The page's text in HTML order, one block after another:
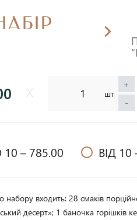
шт
+
-
– 785.00 ВІД 10
набору входить: 28 смаків
десерт»; 1 баночка горішків